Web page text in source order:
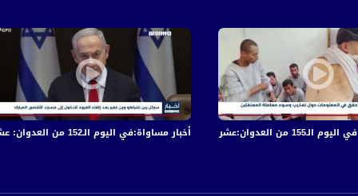
أخبار مساواة:في اليوم الـ152 من العدوان: عشرات الشهداء والجرحى في قصف الاحتلال المتواصل على قطاع غزة في قصف الاحتلال المتواصل على قطاع غزة